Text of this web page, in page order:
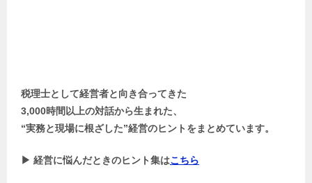
税理士として経営者と向き合ってきた
3,000時間以上の対話から生まれた、
“実務と現場に根ざした”経営のヒントをまとめています。
▶ 経営に悩んだときのヒント集はこちら